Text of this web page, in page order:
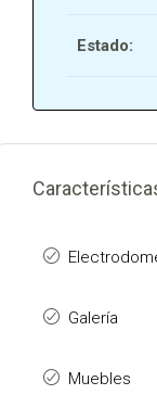
Estado:
Galería
Muebles